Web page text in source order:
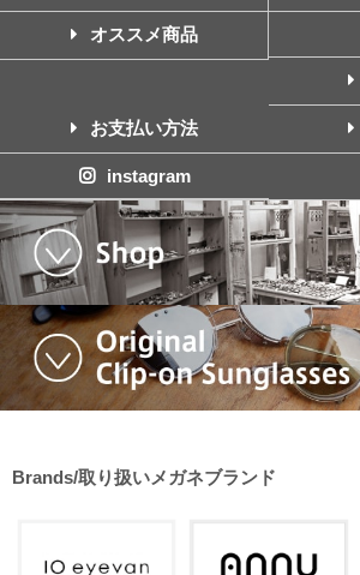
オススメ商品
お支払い方法
instagram
Brands/取り扱いメガネブランド